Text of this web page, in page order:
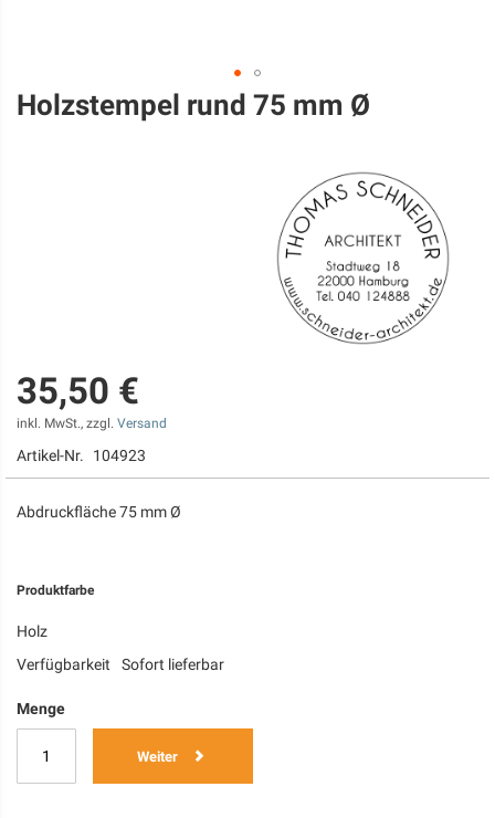
Zum
Anfang
Holzstempel rund 75 mm Ø
35,50 €
inkl. MwSt., zzgl. Versand
Artikel-Nr. 104923
Abdruckfläche 75 mm Ø
Produktfarbe
Holz
Verfügbarkeit
Sofort lieferbar
Menge
Weiter